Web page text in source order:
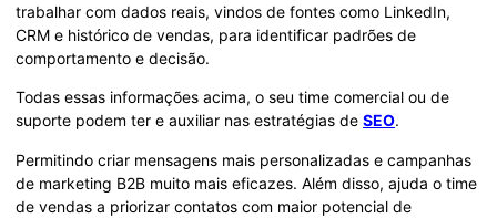
trabalhar com dados reais, vindos de fontes como LinkedIn,
CRM e histórico de vendas, para identificar padrões de
comportamento e decisão.
Todas essas informações acima, o seu time comercial ou de
suporte podem ter e auxiliar nas estratégias de SEO.
Permitindo criar mensagens mais personalizadas e campanhas
de marketing B2B muito mais eficazes. Além disso, ajuda o time
de vendas a priorizar contatos com maior potencial de